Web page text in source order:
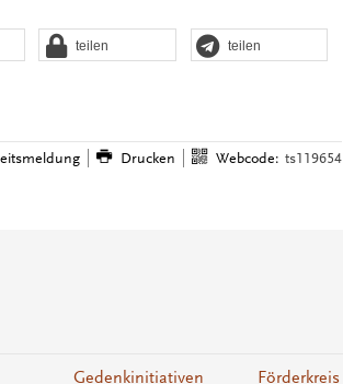
teilen teilen
Drucken Webcode: ts119654
Gedenkinitiativen Förderkreis